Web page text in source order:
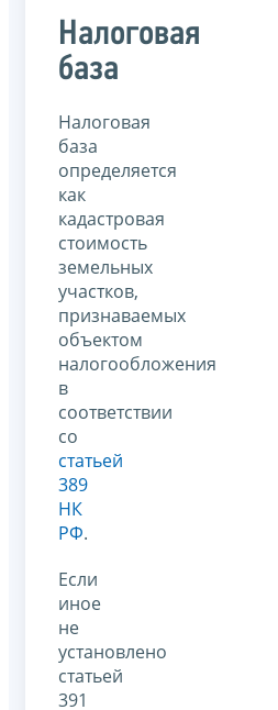
Налоговая
база
Налоговая
база
определяется
как
кадастровая
стоимость
земельных
участков,
признаваемых
объектом
налогообложения
в
соответствии
со
статьей
389
НК
РФ.
Если
иное
не
установлено
статьей
391